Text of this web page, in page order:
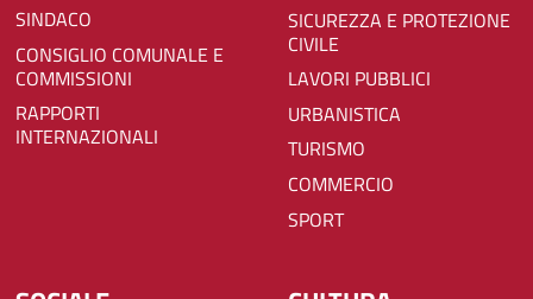
SINDACO
CONSIGLIO COMUNALE E
COMMISSIONI
RAPPORTI
INTERNAZIONALI
SICUREZZA E PROTEZIONE
CIVILE
LAVORI PUBBLICI
URBANISTICA
TURISMO
COMMERCIO
SPORT